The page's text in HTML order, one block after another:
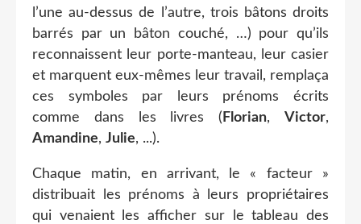
l’une au-dessus de l’autre, trois bâtons droits
barrés par un bâton couché, …) pour qu’ils
reconnaissent leur porte-manteau, leur casier
et marquent eux-mêmes leur travail, remplaça
ces symboles par leurs prénoms écrits
comme dans les livres ( Florian,Victor,
Amandine, Julie, ...).
Chaque matin, en arrivant, le « facteur »
distribuait les prénoms à leurs propriétaires
qui venaient les afficher sur le tableau des